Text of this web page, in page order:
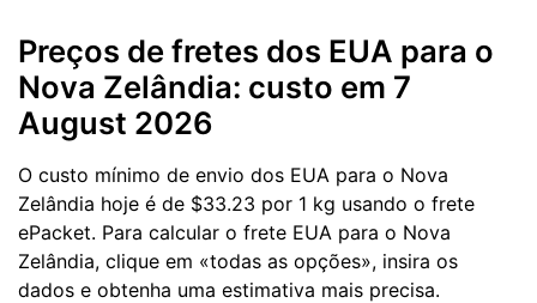
Preços de fretes dos EUA para o
Nova Zelândia: custo em 7
August 2026
O custo mínimo de envio dos EUA para o Nova
Zelândia hoje é de $33.23 por 1 kg usando o frete
ePacket. Para calcular o frete EUA para o Nova
Zelândia, clique em «todas as opções», insira os
dados e obtenha uma estimativa mais precisa.